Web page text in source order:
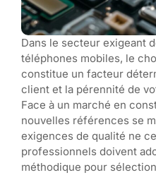
Dans le secteur exigeant
téléphones mobiles, le
constitue un facteur
client et la pérennité de
Face à un marché en
nouvelles références se
exigences de qualité ne
professionnels doivent
méthodique pour